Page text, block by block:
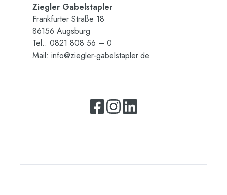
Zieg­ler Ga­bel­stap­ler
Frank­fur­ter Stra­ße 18
86156 Augs­burg
Tel.: 0821 808 56 – 0
Mail: info@​ziegler-​gabelstapler.​de